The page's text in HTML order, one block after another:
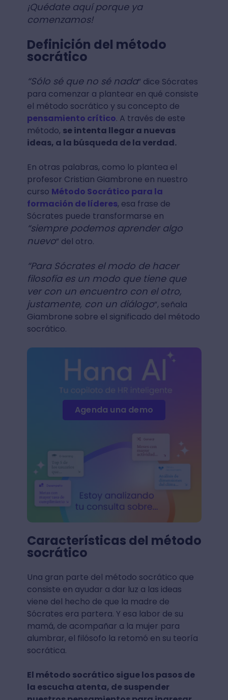
¡Quédate aquí porque ya
comenzamos!
Definición del método
socrático
“Sólo sé que no sé nada” dice Sócrates
para comenzar a plantear en qué consiste
el método socrático y su concepto de
pensamiento crítico. A través de este
método, se intenta llegar a nuevas
ideas, a la búsqueda de la verdad.
En otras palabras, como lo plantea el
profesor Cristian Giambrone en nuestro
curso Método Socrático para la
formación de líderes, esa frase de
Sócrates puede transformarse en
“siempre podemos aprender algo
nuevo” del otro.
“Para Sócrates el modo de hacer
filosofía es un modo que tiene que
ver con un encuentro con el otro,
justamente, con un diálogo”, señala
Giambrone sobre el significado del método
socrático.
Agenda una demo
Características del método
socrático
Una gran parte del método socrático que
consiste en ayudar a dar luz a las ideas
viene del hecho de que la madre de
Sócrates era partera. Y esa labor de su
mamá, de acompañar a la mujer para
alumbrar, el filósofo la retomó en su teoría
socrática.
El método socrático sigue los pasos de
la escucha atenta, de suspender